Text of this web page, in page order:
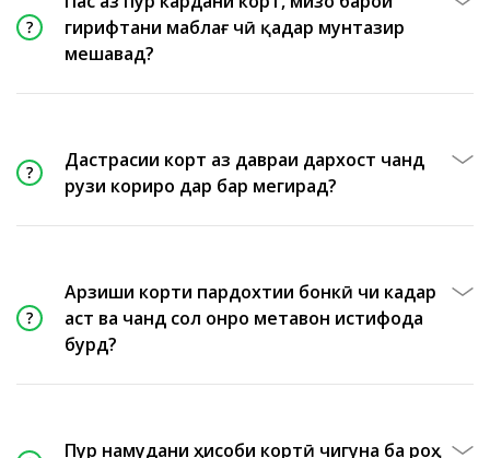
гирифтани маблағ чӣ қадар мунтазир
мешавад?
Дастрасии корт аз давраи дархост чанд
рузи кориро дар бар мегирад?
Арзиши корти пардохтии бонкӣ чи кадар
аст ва чанд сол онро метавон истифода
бурд?
Пур намудани ҳисоби кортӣ чигуна ба роҳ